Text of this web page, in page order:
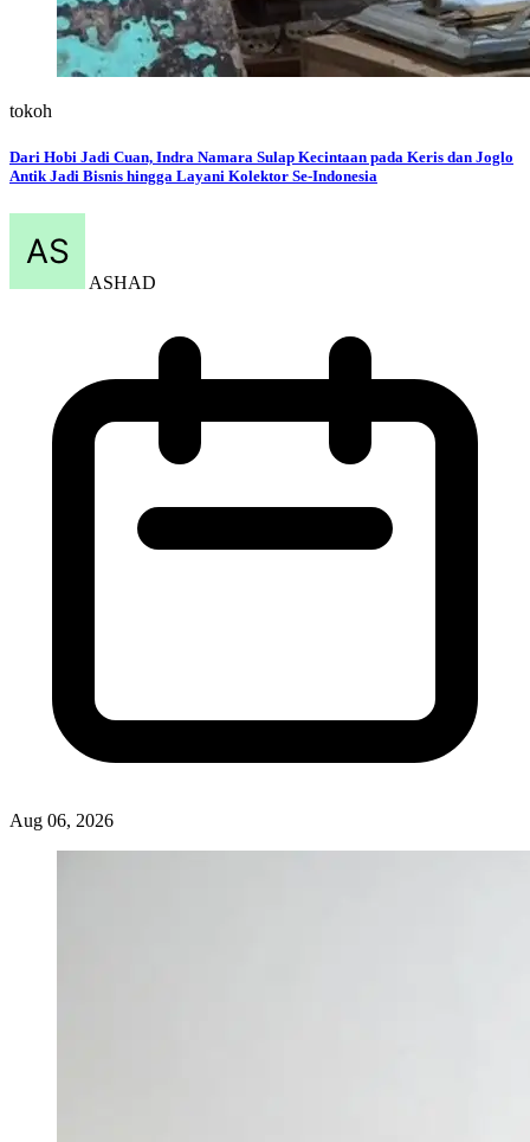
tokoh
Dari Hobi Jadi Cuan, Indra Namara Sulap Kecintaan pada Keris dan Joglo
Antik Jadi Bisnis hingga Layani Kolektor Se-Indonesia
ASHAD
Aug 06, 2026